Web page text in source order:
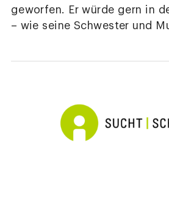
geworfen. Er würde gern in
– wie seine Schwester und